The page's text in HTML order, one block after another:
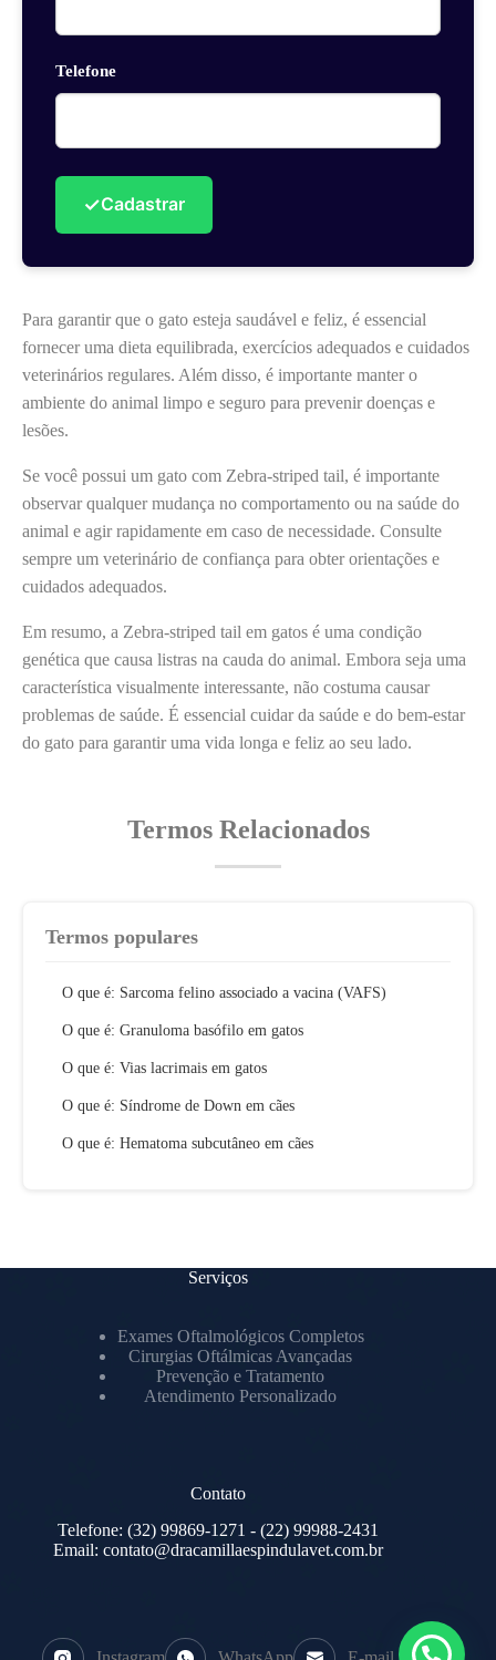
Telefone
✓Cadastrar
Para garantir que o gato esteja saudável e feliz, é essencial
fornecer uma dieta equilibrada, exercícios adequados e cuidados
veterinários regulares. Além disso, é importante manter o
ambiente do animal limpo e seguro para prevenir doenças e
lesões.
Se você possui um gato com Zebra-striped tail, é importante
observar qualquer mudança no comportamento ou na saúde do
animal e agir rapidamente em caso de necessidade. Consulte
sempre um veterinário de confiança para obter orientações e
cuidados adequados.
Em resumo, a Zebra-striped tail em gatos é uma condição
genética que causa listras na cauda do animal. Embora seja uma
característica visualmente interessante, não costuma causar
problemas de saúde. É essencial cuidar da saúde e do bem-estar
do gato para garantir uma vida longa e feliz ao seu lado.
Termos Relacionados
Termos populares
O que é: Sarcoma felino associado a vacina (VAFS)
O que é: Granuloma basófilo em gatos
O que é: Vias lacrimais em gatos
O que é: Síndrome de Down em cães
O que é: Hematoma subcutâneo em cães
Serviços
Exames Oftalmológicos Completos
Cirurgias Oftálmicas Avançadas
Prevenção e Tratamento
Atendimento Personalizado
Contato
Telefone: (32) 99869-1271 - (22) 99988-2431
Email:contato@dracamillaespindulavet.com.br